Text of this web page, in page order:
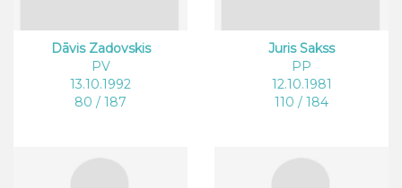
Dāvis Zadovskis
PV
13.10.1992
80 / 187
Juris Sakss
PP
12.10.1981
110 / 184